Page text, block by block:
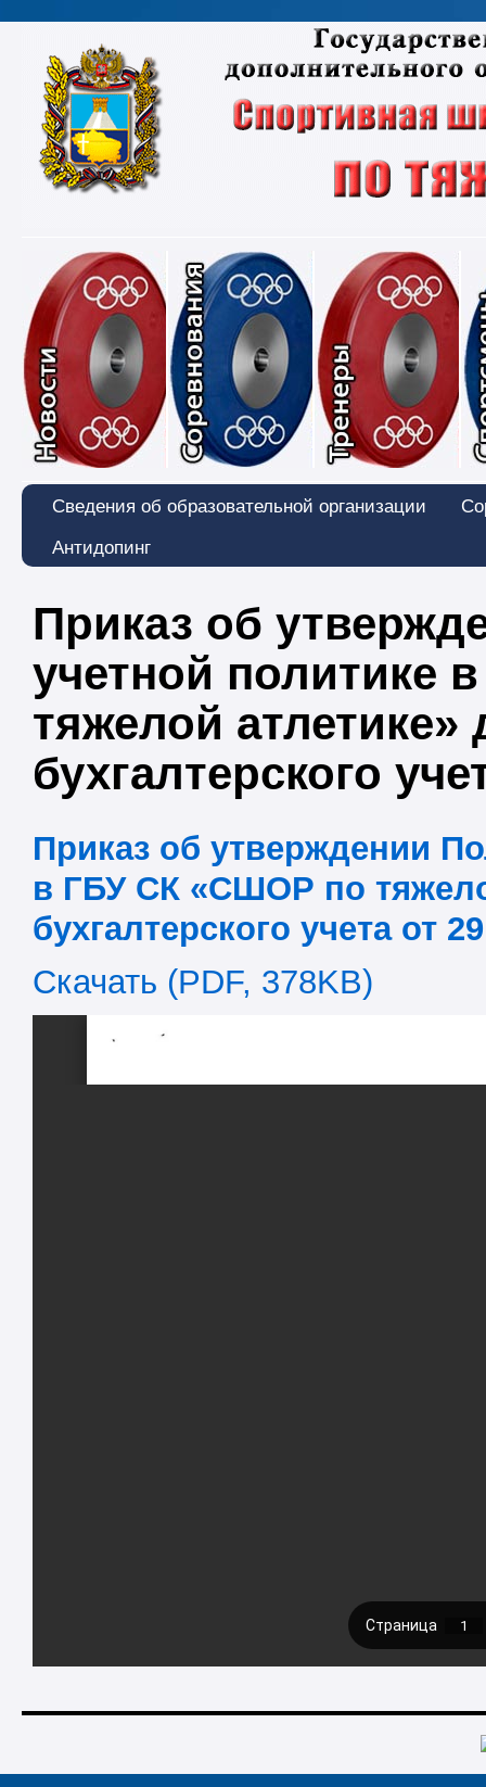
Новости Соревнования
Сведения об образовательной организации
Антидопинг
Приказ об
учетной
тяжелой атлетике»
бухгалтерского
Приказ об утверждении
в ГБУ СК «СШОР по
бухгалтерского учета от
Скачать (PDF, 378KB)